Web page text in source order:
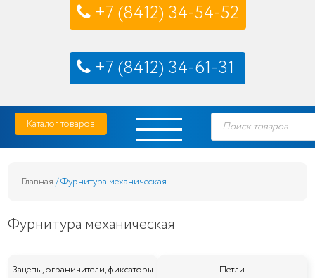
+7 (8412) 34-54-52
+7 (8412) 34-61-31
Skip
content
Фрегат — мебельные ткани и фурнитура купить по выгодной цене в Пензе
Каталог товаров
Поиск
товаров
Главная / Фурнитура механическая
Фурнитура механическая
Зацепы, ограничители, фиксаторы Петли